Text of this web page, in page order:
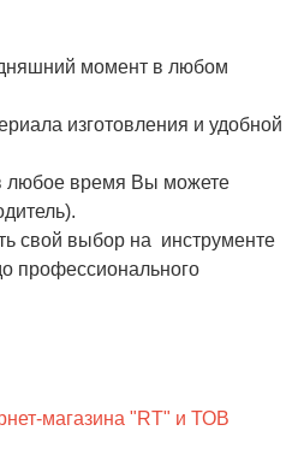
момент в любом
изготовления и удобной
в любое время Вы можете
свой выбор на инструменте
профессионального
магазина "RT" и ТОВ